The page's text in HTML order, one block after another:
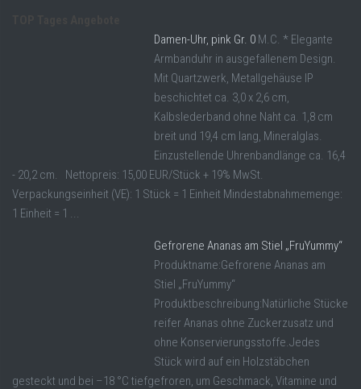
Damen-Uhr, pink Gr. 0 M.C. * Elegante
Armbanduhr in ausgefallenem Design.
Mit Quartzwerk, Metallgehäuse IP
beschichtet ca. 3,0 x 2,6 cm,
Kalbslederband ohne Naht ca. 1,8 cm
breit und 19,4 cm lang, Mineralglas.
Einzustellende Uhrenbandlänge ca. 16,4
- 20,2 cm. Nettopreis: 15,00 EUR/Stück + 19% MwSt.
Verpackungseinheit (VE): 1 Stück = 1 Einheit Mindestabnahmemenge:
1 Einheit = 1 ...
Gefrorene Ananas am Stiel „FruYummy“
Produktname:Gefrorene Ananas am
Stiel „FruYummy“
Produktbeschreibung:Natürliche Stücke
reifer Ananas ohne Zuckerzusatz und
ohne Konservierungsstoffe.Jedes
Stück wird auf ein Holzstäbchen
gesteckt und bei –18 °C tiefgefroren, um Geschmack, Vitamine und